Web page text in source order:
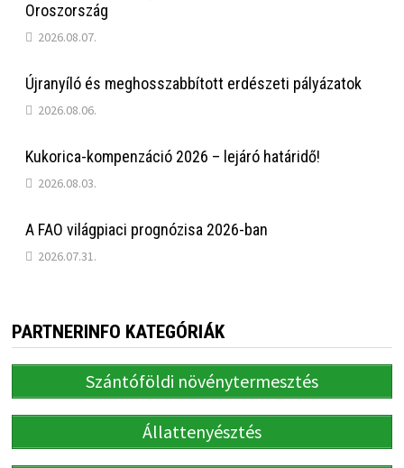
Oroszország
2026.08.07.
Újranyíló és meghosszabbított erdészeti pályázatok
2026.08.06.
Kukorica-kompenzáció 2026 – lejáró határidő!
2026.08.03.
A FAO világpiaci prognózisa 2026-ban
2026.07.31.
PARTNERINFO KATEGÓRIÁK
Szántóföldi növénytermesztés
Állattenyésztés